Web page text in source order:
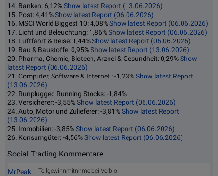
14. Banken: 6,12%Show latest Report (13.06.2026)
15. Post: 4,41%Show latest Report (06.06.2026)
16. MSCI World Biggest 10: 4,08%Show latest Report (06.06.2026)
17. Licht und Beleuchtung: 1,86%Show latest Report (06.06.2026)
18. Luftfahrt & Reise: 1,44%Show latest Report (06.06.2026)
19. Bau & Baustoffe: 0,95%Show latest Report (13.06.2026)
20. Pharma, Chemie, Biotech, Arznei & Gesundheit: 0,29%Show
latest Report (06.06.2026)
21. Computer, Software & Internet : -1,23%Show latest Report
(13.06.2026)
22. Runplugged Running Stocks: -1,84%
23. Versicherer: -3,55%Show latest Report (06.06.2026)
24. Auto, Motor und Zulieferer: -3,81%Show latest Report
(13.06.2026)
25. Immobilien: -3,85%Show latest Report (06.06.2026)
26. Konsumgüter: -4,56%Show latest Report (06.06.2026)
Social Trading Kommentare
MrPeak Teilgewinnmitnhme bei Verbio.